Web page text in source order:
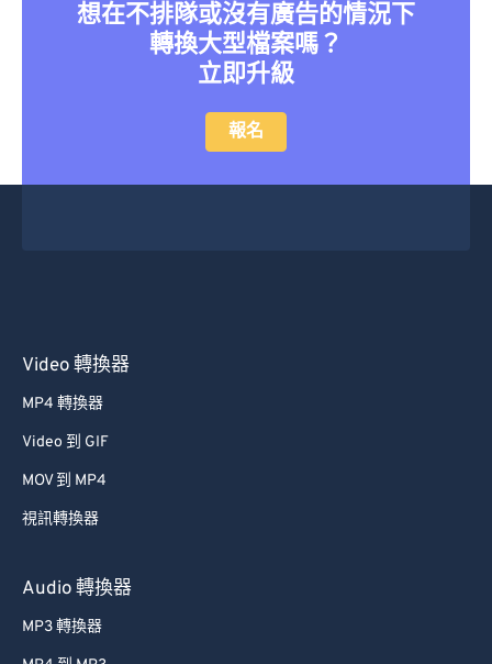
想在不排隊或沒有廣告的情況下
轉換大型檔案嗎？
立即升級
報名
Video 轉換器
MP4 轉換器
Video 到 GIF
MOV 到 MP4
視訊轉換器
Audio 轉換器
MP3 轉換器